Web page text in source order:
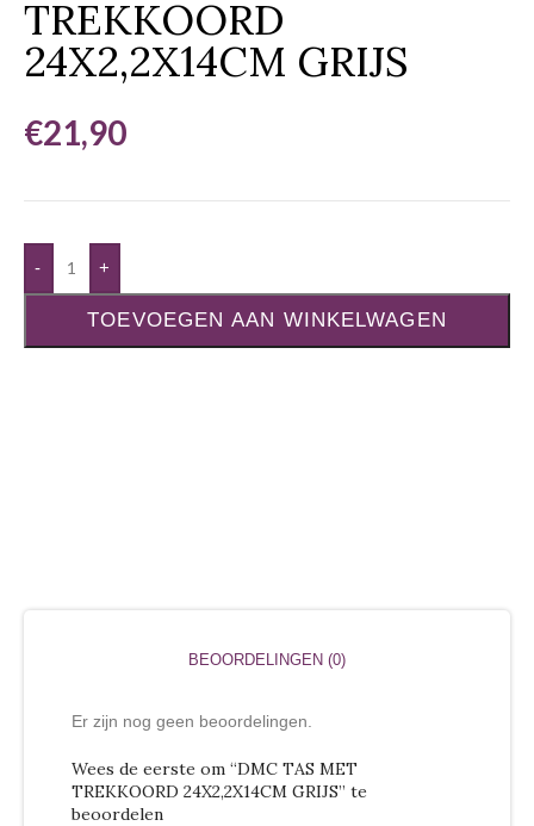
TREKKOORD
24X2,2X14CM GRIJS
€21,90
- +
TOEVOEGEN AAN WINKELWAGEN
BEOORDELINGEN (0)
Er zijn nog geen beoordelingen.
Wees de eerste om “DMC TAS MET
TREKKOORD 24X2,2X14CM GRIJS” te
beoordelen